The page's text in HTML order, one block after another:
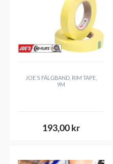
JOE´S FÄLGBAND, RIM TAPE,
9M
193,00 kr